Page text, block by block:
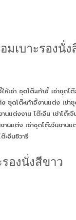
เบาะรองนั่ง
องนั่งสีขาว